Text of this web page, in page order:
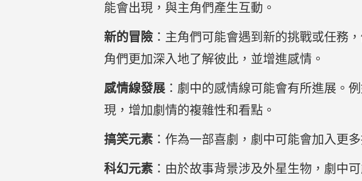
能會出現，與主角們產生互動。
新的冒險 ：主角們可能會遇到新的挑戰或任務
角們更加深入地了解彼此，並增進感情。
感情線發展 ：劇中的感情線可能會有所進展。
現，增加劇情的複雜性和看點。
搞笑元素 ：作為一部喜劇，劇中可能會加入更
科幻元素 ：由於故事背景涉及外星生物，劇中